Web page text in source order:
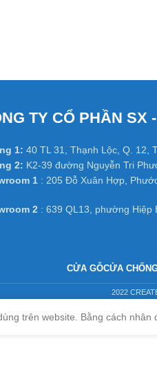
TY CỔ PHẦN SX
1: 40 TL 31, Thạnh Lộc, Q. 12,
2: K2-39 đường Nguyễn Tri
1: 205 Đỗ Xuân Hợp,
2 : 639 QL13, phường
CỬA GỖCỬA
2022
trên website. Bằng cách nhân